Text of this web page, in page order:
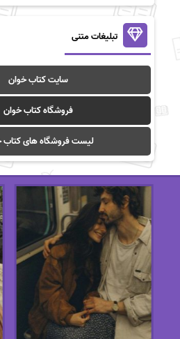
تبلیغات متنی
سایت کتاب خوان
فروشگاه کتاب خوان
لیست فروشگاه های کتاب